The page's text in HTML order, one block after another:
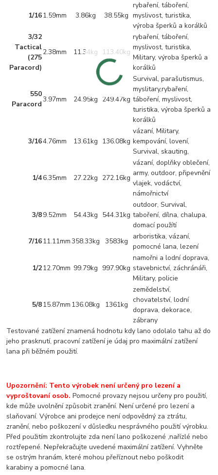
1/161.59mm 3.86kg 38.55kg
rybaření, táboření,
myslivost, turistika,
výroba šperků a korálků
3/32
Tactical
(275
Paracord)
2.38mm 11.34kg 113.40kg
rybaření, táboření,
myslivost, turistika,
Military, výroba šperků a
korálků
550
Paracord
3.97mm 24.95kg 249.47kg
Survival, parašutismus,
myslitary,rybaření,
táboření, myslivost,
turistika, výroba šperků a
korálků
3/164.76mm 13.61kg 136.08kg
vázaní, Military,
kempování, lovení,
Survival, skauting,
1/46.35mm 27.22kg 272.16kg
vázaní, doplňky oblečení,
army, outdoor, připevnění
vlajek, vodáctví,
námořnictví
3/89.52mm 54.43kg 544.31kg
outdoor, Survival,
taboření, dílna, chalupa,
domací použítí
7/1611.11mm358.33kg 3583kg
arboristika, vázaní,
pomocné lana, lezení
1/212.70mm 99.79kg 997.90kg
namořni a lodní doprava,
stavebnictví, záchránáři,
Military, policie
5/815.87mm 136.08kg 1361kg
zemědelství,
chovatelství, lodní
doprava, dekorace,
zábrany
Testované zatížení znamená hodnotu kdy lano odolalo tahu až do
jeho prasknutí, pracovní zatížení je údaj pro maximální zatížení
lana při běžném použití.
Upozornění: Tento výrobek není určený pro lezení a
vyproštovaní osob. Pomocné provazy nejsou určeny pro použití,
kde může uvolnění způsobit zranění. Není určené pro lezení a
slaňovaní. Výrobce ani prodejce není odpovědný za ztrátu,
zranění, nebo poškození v důsledku nesprávného použití výrobku.
Před použitím zkontrolujte zda není lano poškozené ,nařízlé nebo
roztřepené. Nepřekračujte uvedené maximální zatížení. Vyhněte
se ostrým hranám, které mohou přeříznout nebo poškodit
karabiny a pomocné lana.